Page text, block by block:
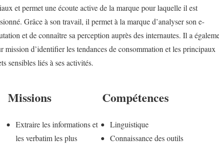
et permet une écoute active de la marque pour laquelle il est
Grâce à son travail, il permet à la marque d’analyser son e-
et de connaître sa perception auprès des internautes. Il a
mission d’identifier les tendances de consommation et les principaux
sensibles liés à ses activités.
Missions
Extraire les informations et
les verbatim les plus
Compétences
Linguistique
Connaissance des outils